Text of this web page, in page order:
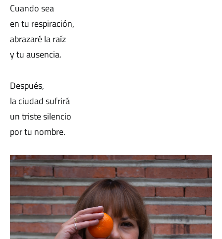
Cuando sea
en tu respiración,
abrazaré la raíz
y tu ausencia.
Después,
la ciudad sufrirá
un triste silencio
por tu nombre.